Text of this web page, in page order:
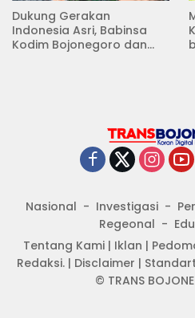
Dukung Gerakan
Indonesia Asri, Babinsa
Kodim Bojonegoro dan
Nasional Investigasi
Regeonal
Tentang Kami| Iklan |
Redaksi. | Disclaimer |
© TRANS